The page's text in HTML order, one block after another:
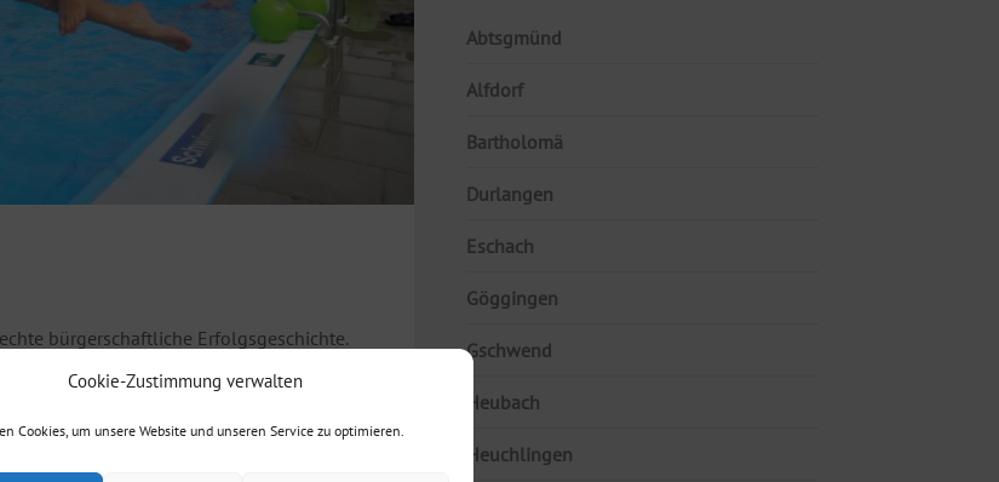
Cookie-Zustimmung verwalten
Cookies, um unsere Website und unseren Service zu optimieren.
bürgerschaftliche Erfolgsgeschichte.
im Zuge von wirtschaftlichen
größten Gmünder Stadtteil nicht gefallen
Förderverein.
Abtsgmünd
Alfdorf
Bartholomä
Durlangen
Eschach
Göggingen
Gschwend
Heubach
Heuchlingen